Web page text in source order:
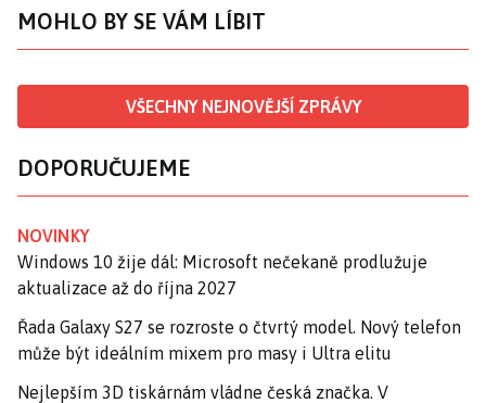
MOHLO BY SE VÁM LÍBIT
VŠECHNY NEJNOVĚJŠÍ ZPRÁVY
DOPORUČUJEME
NOVINKY
Windows 10 žije dál: Microsoft nečekaně prodlužuje
aktualizace až do října 2027
Řada Galaxy S27 se rozroste o čtvrtý model. Nový telefon
může být ideálním mixem pro masy i Ultra elitu
Nejlepším 3D tiskárnám vládne česká značka. V